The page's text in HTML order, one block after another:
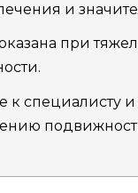
и
при
специалисту